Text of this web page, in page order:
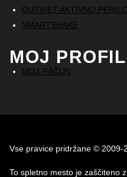
OUTWET AKTIVNO PERILO
SMARTSHAKE
MOJ PROFIL
MOJ RAČUN
Vse pravice pridržane © 2009-
To spletno mesto je zaščiteno